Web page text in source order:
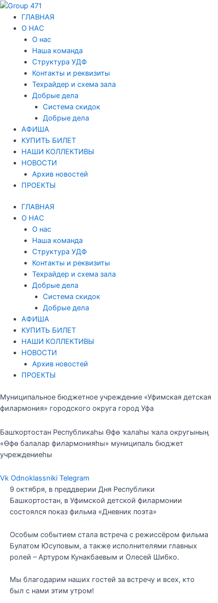
Перейти
содержимому
ГЛАВНАЯ
О НАС
О нас
Наша команда
Структура УДФ
Контакты и реквизиты
Техрайдер и схема зала
Добрые дела
Система скидок
Добрые дела
АФИША
КУПИТЬ БИЛЕТ
НАШИ КОЛЛЕКТИВЫ
НОВОСТИ
Архив новостей
ПРОЕКТЫ
ГЛАВНАЯ
О НАС
О нас
Наша команда
Структура УДФ
Контакты и реквизиты
Техрайдер и схема зала
Добрые дела
Система скидок
Добрые дела
АФИША
КУПИТЬ БИЛЕТ
НАШИ КОЛЛЕКТИВЫ
НОВОСТИ
Архив новостей
ПРОЕКТЫ
Муниципальное бюджетное учреждение «Уфимская детская
филармония» городского округа город Уфа
Башҡортостан Республикаһы Өфө ҡалаһы ҡала округының
«Өфө балалар филармонияһы» муниципаль бюджет
учреждениеһы
Vk Odnoklassniki Telegram
9 октября, в преддверии Дня Республики
Башкортостан, в Уфимской детской филармонии
состоялся показ фильма «Дневник поэта»
Особым событием стала встреча с режиссёром фильма
Булатом Юсуповым, а также исполнителями главных
ролей – Артуром Кунакбаевым и Олесей Шибко.
Мы благодарим наших гостей за встречу и всех, кто
был с нами этим утром!
Навигация
по
записям